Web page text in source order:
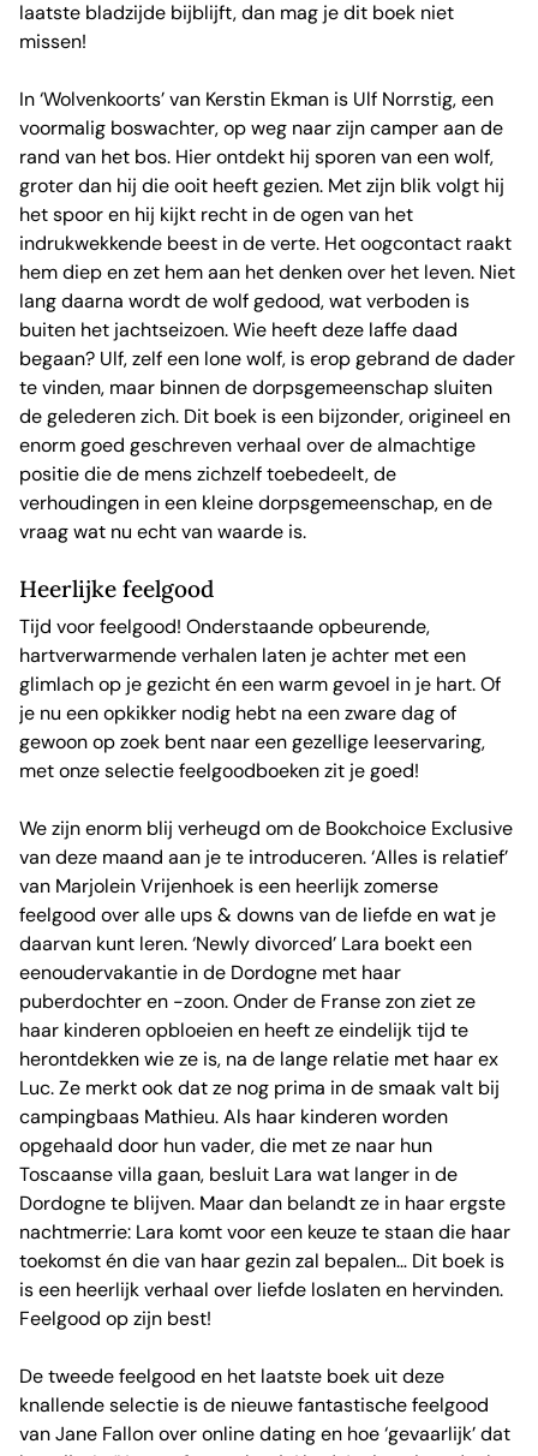
laatste bladzijde bijblijft, dan mag je dit boek niet
missen!
In ‘Wolvenkoorts’ van Kerstin Ekman is Ulf Norrstig, een
voormalig boswachter, op weg naar zijn camper aan de
rand van het bos. Hier ontdekt hij sporen van een wolf,
groter dan hij die ooit heeft gezien. Met zijn blik volgt hij
het spoor en hij kijkt recht in de ogen van het
indrukwekkende beest in de verte. Het oogcontact raakt
hem diep en zet hem aan het denken over het leven. Niet
lang daarna wordt de wolf gedood, wat verboden is
buiten het jachtseizoen. Wie heeft deze laffe daad
begaan? Ulf, zelf een lone wolf, is erop gebrand de dader
te vinden, maar binnen de dorpsgemeenschap sluiten
de gelederen zich. Dit boek is een bijzonder, origineel en
enorm goed geschreven verhaal over de almachtige
positie die de mens zichzelf toebedeelt, de
verhoudingen in een kleine dorpsgemeenschap, en de
vraag wat nu echt van waarde is.
Heerlijke feelgood
Tijd voor feelgood! Onderstaande opbeurende,
hartverwarmende verhalen laten je achter met een
glimlach op je gezicht én een warm gevoel in je hart. Of
je nu een opkikker nodig hebt na een zware dag of
gewoon op zoek bent naar een gezellige leeservaring,
met onze selectie feelgoodboeken zit je goed!
We zijn enorm blij verheugd om de Bookchoice Exclusive
van deze maand aan je te introduceren. ‘Alles is relatief’
van Marjolein Vrijenhoek is een heerlijk zomerse
feelgood over alle ups & downs van de liefde en wat je
daarvan kunt leren. ‘Newly divorced’ Lara boekt een
eenoudervakantie in de Dordogne met haar
puberdochter en -zoon. Onder de Franse zon ziet ze
haar kinderen opbloeien en heeft ze eindelijk tijd te
herontdekken wie ze is, na de lange relatie met haar ex
Luc. Ze merkt ook dat ze nog prima in de smaak valt bij
campingbaas Mathieu. Als haar kinderen worden
opgehaald door hun vader, die met ze naar hun
Toscaanse villa gaan, besluit Lara wat langer in de
Dordogne te blijven. Maar dan belandt ze in haar ergste
nachtmerrie: Lara komt voor een keuze te staan die haar
toekomst én die van haar gezin zal bepalen… Dit boek is
is een heerlijk verhaal over liefde loslaten en hervinden.
Feelgood op zijn best!
De tweede feelgood en het laatste boek uit deze
knallende selectie is de nieuwe fantastische feelgood
van Jane Fallon over online dating en hoe ‘gevaarlijk’ dat